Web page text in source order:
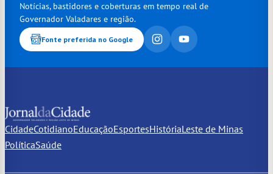
Notícias, bastidores e coberturas em tempo real de
Governador Valadares e região.
Fonte preferida no Google
CidadeCotidianoEducaçãoEsportesHistóriaLeste de Minas
PolíticaSaúde